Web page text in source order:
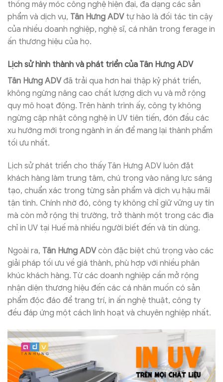
thống máy móc công nghệ hiện đại, đa dạng các sản
phẩm và dịch vụ, Tân Hưng ADVtự hào là đối tác tin cậy
của nhiều doanh nghiệp, nghệ sĩ, cá nhân trong ferage in
ấn thương hiệu của họ.
Lịch sử hình thành và phát triển của Tân Hưng ADV
Tân Hưng ADVđã trải qua hơn hai thập kỷ phát triển,
không ngừng nâng cao chất lượng dịch vụ và mở rộng
quy mô hoạt động. Trên hành trình ấy, công ty không
ngừng cập nhật công nghệ in UV tiên tiến, đón đầu các
xu hướng mới trong ngành in ấn để mang lại thành phẩm
tối ưu nhất.
Lịch sử phát triển cho thấy Tân Hưng ADV luôn đặt
khách hàng làm trung tâm, chú trọng vào năng lực sáng
tạo, chuẩn xác trong từng sản phẩm và dịch vụ hậu mãi
tận tình. Chính nhờ đó, công ty không chỉ giữ vững uy tín
mà còn mở rộng thị trường, trở thành một trong các địa
chỉ in UV tại Huế mà nhiều người biết đến và tin dùng.
Ngoài ra, Tân Hưng ADVcòn đặc biệt chú trọng vào các
giải pháp tối ưu về giá thành, phù hợp với nhiều phân
khúc khách hàng. Từ các doanh nghiệp cần mở rộng
nhận diện thương hiệu đến các cá nhân muốn có sản
phẩm độc đáo để trang trí, in ấn nghệ thuật, công ty
đều đáp ứng một cách linh hoạt và chuyên nghiệp nhất.